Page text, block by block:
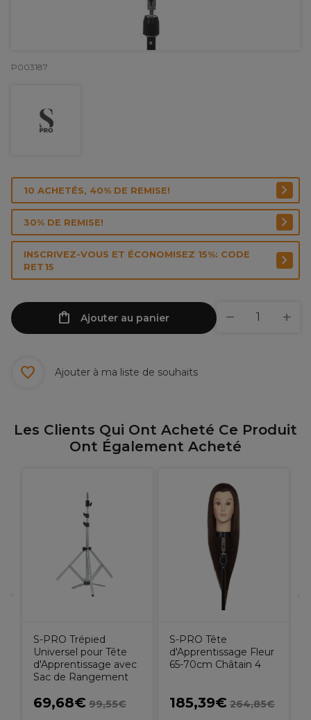
P003187
10 ACHETÉS, 40% DE REMISE!
30% DE REMISE!
INSCRIVEZ-VOUS ET ÉCONOMISEZ 15%: CODE
RET15
Ajouter au panier
Ajouter à ma liste de souhaits
Les Clients Qui Ont Acheté Ce Produit
Ont Également Acheté
S-PRO Trépied
Universel pour Tête
d'Apprentissage avec
Sac de Rangement
69,68€ 99,55€
S-PRO Tête
d'Apprentissage Fleur
65-70cm Châtain 4
185,39€ 264,85€